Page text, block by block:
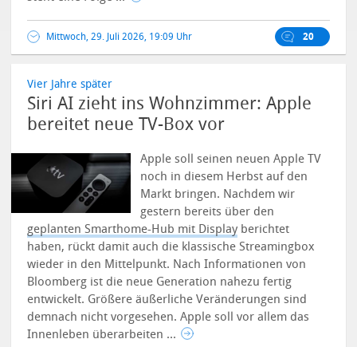
Mittwoch, 29. Juli 2026, 19:09 Uhr 20
Vier Jahre später
Siri AI zieht ins Wohnzimmer: Apple
bereitet neue TV-Box vor
Apple soll seinen neuen Apple TV
noch in diesem Herbst auf den
Markt bringen. Nachdem wir
gestern bereits über den
geplanten Smarthome-Hub mit Display berichtet
haben, rückt damit auch die klassische Streamingbox
wieder in den Mittelpunkt. Nach Informationen von
Bloomberg ist die neue Generation nahezu fertig
entwickelt. Größere äußerliche Veränderungen sind
demnach nicht vorgesehen. Apple soll vor allem das
Innenleben überarbeiten ...